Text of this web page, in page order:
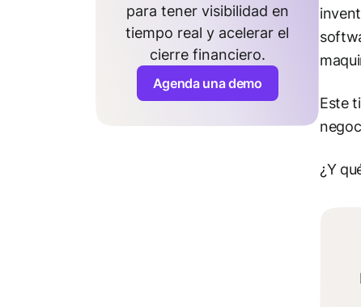
Este
¿Y
para tener visibilidad en
tiempo real y acelerar el
cierre financiero.
Agenda una demo